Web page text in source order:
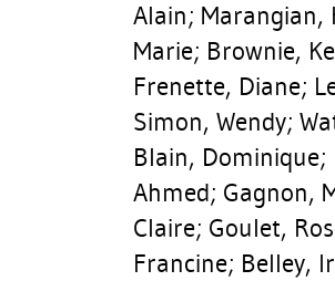
Alain; Marangian,
Marie; Brownie,
Frenette, Diane;
Simon, Wendy;
Blain, Dominique;
Ahmed; Gagnon,
Claire; Goulet,
Francine; Belley,